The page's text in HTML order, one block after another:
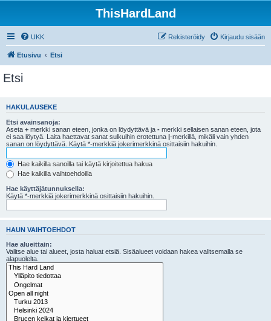
ThisHardLand
UKK Kirjaudu sisään
Rekisteröidy
Etusivu Etsi
Etsi
HAKULAUSEKE
Etsi avainsanoja:
Aseta + merkki sanan eteen, jonka on löydyttävä ja - merkki sellaisen sanan eteen, jota
ei saa löytyä. Laita haettavat sanat sulkuihin erotettuna |-merkillä, mikäli vain yhden
sanan on löydyttävä. Käytä *-merkkiä jokerimerkkinä osittaisiin hakuihin.
Hae kaikilla sanoilla tai käytä kirjoitettua hakua
Hae kaikilla vaihtoehdoilla
Hae käyttäjätunnuksella:
Käytä *-merkkiä jokerimerkkinä osittaisiin hakuihin.
HAUN VAIHTOEHDOT
Hae alueittain:
Valitse alue tai alueet, josta haluat etsiä. Sisäalueet voidaan hakea valitsemalla se
alapuolelta.